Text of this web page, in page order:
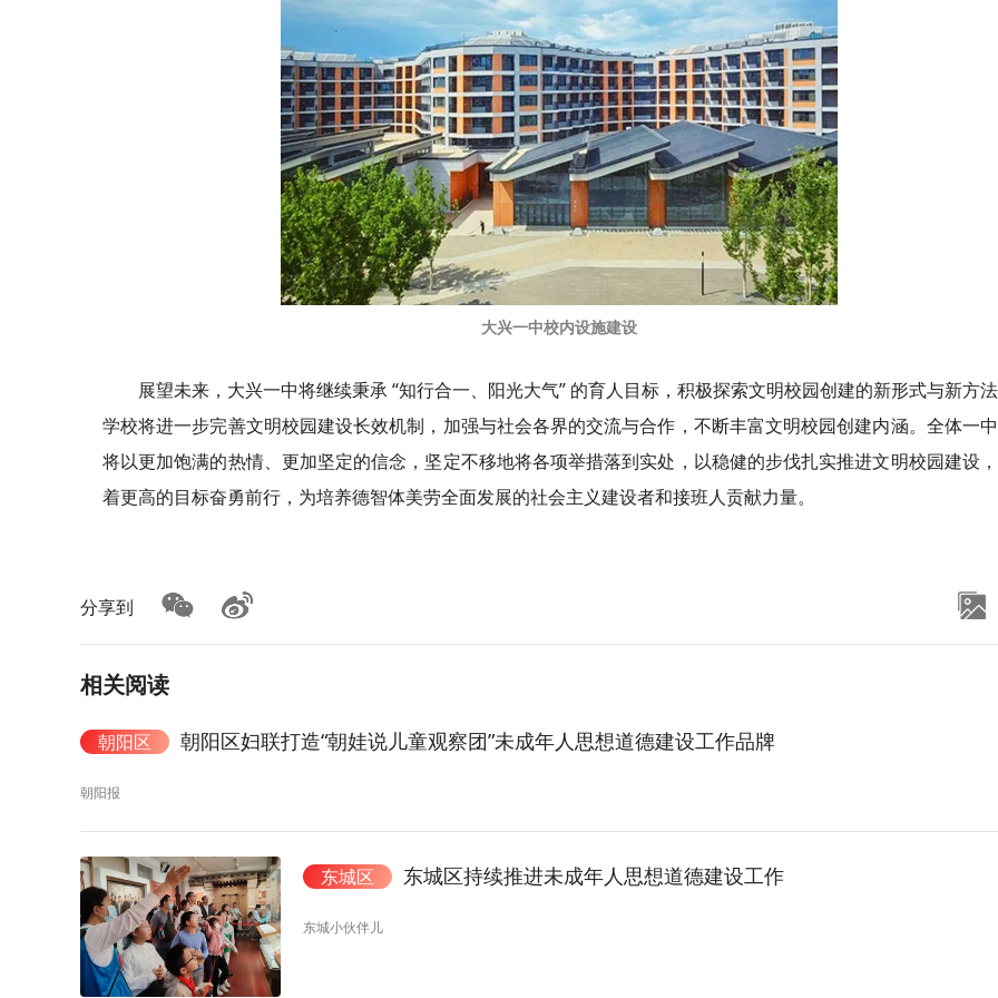
大兴一中校内设施建设
展望未来，大兴一中将继续秉承 “知行合一、阳光大气” 的育人目标，积极探索文明校园创建的新形式与新方法
学校将进一步完善文明校园建设长效机制，加强与社会各界的交流与合作，不断丰富文明校园创建内涵。全体一
将以更加饱满的热情、更加坚定的信念，坚定不移地将各项举措落到实处，以稳健的步伐扎实推进文明校园建设
着更高的目标奋勇前行，为培养德智体美劳全面发展的社会主义建设者和接班人贡献力量。
分享到
相关阅读
朝阳区 朝阳区妇联打造“朝娃说儿童观察团”未成年人思想道德建设工作品牌
朝阳报
东城区 东城区持续推进未成年人思想道德建设工作
东城小伙伴儿